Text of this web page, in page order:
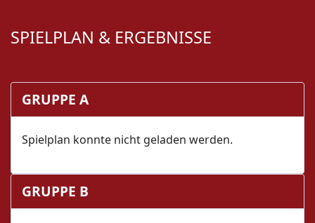
SPIELPLAN & ERGEBNISSE
GRUPPE A
Spielplan konnte nicht geladen werden.
GRUPPE B